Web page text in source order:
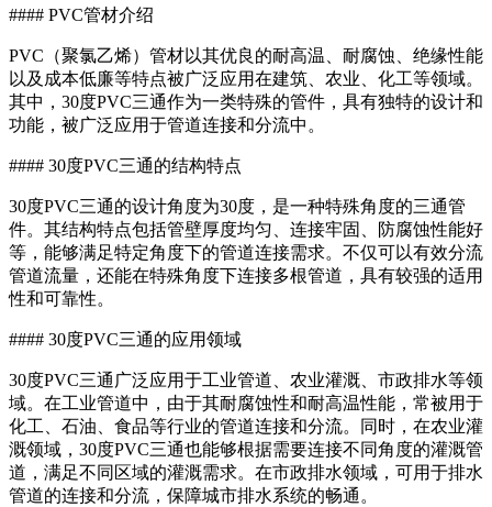
#### PVC管材介绍
PVC（聚氯乙烯）管材以其优良的耐高温、耐腐蚀、绝缘性能
以及成本低廉等特点被广泛应用在建筑、农业、化工等领域。
其中，30度PVC三通作为一类特殊的管件，具有独特的设计和
功能，被广泛应用于管道连接和分流中。
#### 30度PVC三通的结构特点
30度PVC三通的设计角度为30度，是一种特殊角度的三通管
件。其结构特点包括管壁厚度均匀、连接牢固、防腐蚀性能好
等，能够满足特定角度下的管道连接需求。不仅可以有效分流
管道流量，还能在特殊角度下连接多根管道，具有较强的适用
性和可靠性。
#### 30度PVC三通的应用领域
30度PVC三通广泛应用于工业管道、农业灌溉、市政排水等领
域。在工业管道中，由于其耐腐蚀性和耐高温性能，常被用于
化工、石油、食品等行业的管道连接和分流。同时，在农业灌
溉领域，30度PVC三通也能够根据需要连接不同角度的灌溉管
道，满足不同区域的灌溉需求。在市政排水领域，可用于排水
管道的连接和分流，保障城市排水系统的畅通。